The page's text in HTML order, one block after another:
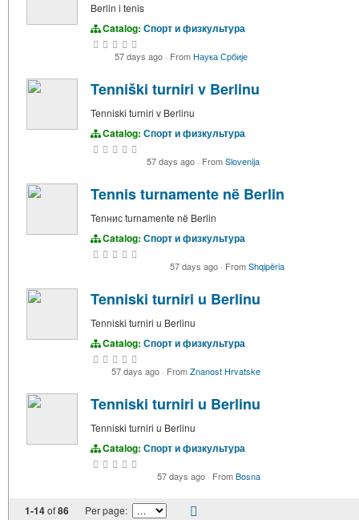
Berlin i tenis
Catalog: Спорт и физкультура
57 days ago · FromНаука Србије
Tenniški turniri v Berlinu
Tenniski turniri v Berlinu
Catalog: Спорт и физкультура
57 days ago · FromSlovenija
Tennis turnamente në Berlin
Tenнис turnamente në Berlin
Catalog: Спорт и физкультура
57 days ago · FromShqipëria
Tenniski turniri u Berlinu
Tenniski turniri u Berlinu
Catalog: Спорт и физкультура
57 days ago · FromZnanost Hrvatske
Tenniski turniri u Berlinu
Tenniski turniri u Berlinu
Catalog: Спорт и физкультура
57 days ago · FromBosna
1-14of86 Per page: